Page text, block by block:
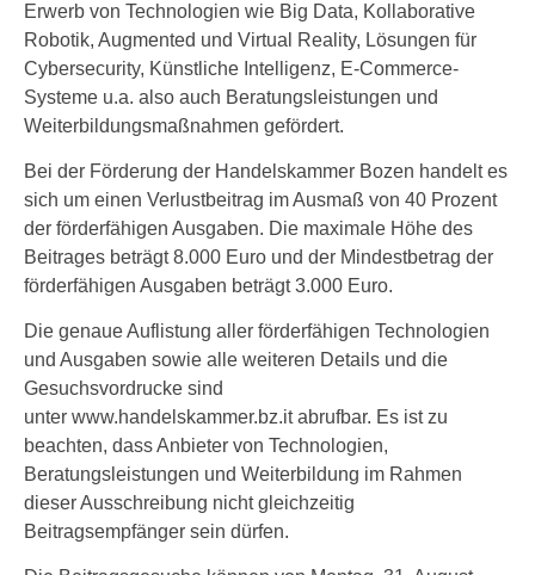
Erwerb von Technologien wie Big Data, Kollaborative
Robotik, Augmented und Virtual Reality, Lösungen für
Cybersecurity, Künstliche Intelligenz, E-Commerce-
Systeme u.a. also auch Beratungsleistungen und
Weiterbildungsmaßnahmen gefördert.
Bei der Förderung der Handelskammer Bozen handelt es
sich um einen Verlustbeitrag im Ausmaß von 40 Prozent
der förderfähigen Ausgaben. Die maximale Höhe des
Beitrages beträgt 8.000 Euro und der Mindestbetrag der
förderfähigen Ausgaben beträgt 3.000 Euro.
Die genaue Auflistung aller förderfähigen Technologien
und Ausgaben sowie alle weiteren Details und die
Gesuchsvordrucke sind
unter www.handelskammer.bz.it abrufbar. Es ist zu
beachten, dass Anbieter von Technologien,
Beratungsleistungen und Weiterbildung im Rahmen
dieser Ausschreibung nicht gleichzeitig
Beitragsempfänger sein dürfen.